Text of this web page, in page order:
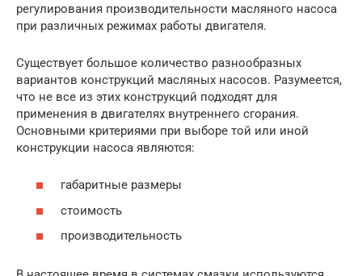
регулирования производительности масляного насоса
при различных режимах работы двигателя.
Существует большое количество разнообразных
вариантов конструкций масляных насосов. Разумеется,
что не все из этих конструкций подходят для
применения в двигателях внутреннего сгорания.
Основными критериями при выборе той или иной
конструкции насоса являются:
габаритные размеры
стоимость
производительность